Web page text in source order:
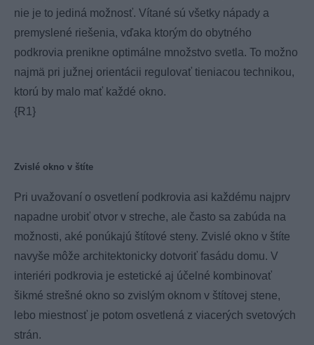
nie je to jediná možnosť. Vítané sú všetky nápady a
premyslené riešenia, vďaka ktorým do obytného
podkrovia prenikne optimálne množstvo svetla. To možno
najmä pri južnej orientácii regulovať tieniacou technikou,
ktorú by malo mať každé okno.
{R1}
Zvislé okno v štíte
Pri uvažovaní o osvetlení podkrovia asi každému najprv
napadne urobiť otvor v streche, ale často sa zabúda na
možnosti, aké ponúkajú štítové steny. Zvislé okno v štíte
navyše môže architektonicky dotvoriť fasádu domu. V
interiéri podkrovia je estetické aj účelné kombinovať
šikmé strešné okno so zvislým oknom v štítovej stene,
lebo miestnosť je potom osvetlená z viacerých svetových
strán.